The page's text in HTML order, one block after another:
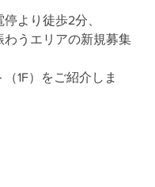
より徒歩2分、
わうエリアの新規募集
1F）をご紹介しま